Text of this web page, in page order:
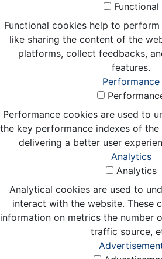
Functional
Functional cookies help to
like sharing the content of the
platforms, collect feedbacks,
features.
Performance
Performance cookies are used to
the key performance indexes of
delivering a better user
Analytics
Analytics
Analytical cookies are used to
interact with the website. These
information on metrics the number
traffic source,